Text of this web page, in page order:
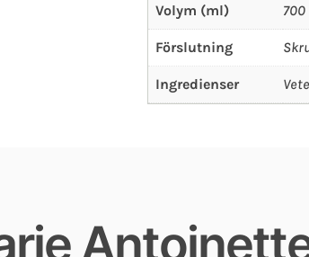
Volym (ml) 700
Förslutning
Ingredienser